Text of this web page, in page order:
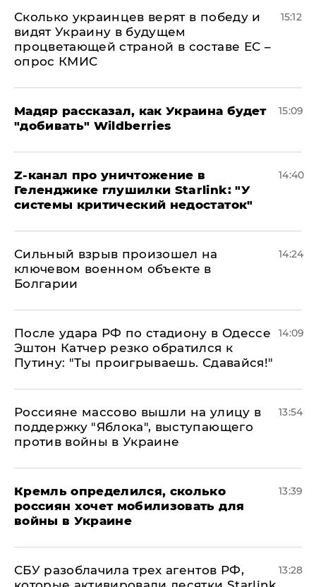
Сколько украинцев верят в победу и
видят Украину в будущем
процветающей страной в составе ЕС –
опрос КМИС
15:12
Мадяр рассказал, как Украина будет
"добивать" Wildberries
15:09
Z-канал про уничтожение в
Геленджике глушилки Starlink: "У
системы критический недостаток"
14:40
Сильный взрыв произошел на
ключевом военном объекте в
Болгарии
14:24
После удара РФ по стадиону в Одессе
Эштон Катчер резко обратился к
Путину: "Ты проигрываешь. Сдавайся!"
14:09
Россияне массово вышли на улицу в
поддержку "Яблока", выступающего
против войны в Украине
13:54
Кремль определился, сколько
россиян хочет мобилизовать для
войны в Украине
13:39
СБУ разоблачила трех агентов РФ,
13:28